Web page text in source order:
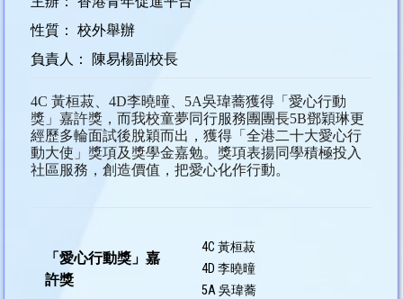
性質： 校外舉辦
負責人： 陳易楊副校長
4C 黃桓菽、4D李曉曈、5A吳瑋蕎獲得「愛心行動
獎」嘉許獎，而我校童夢同行服務團團長5B鄧穎琳更
經歷多輪面試後脫穎而出，獲得「全港二十大愛心行
動大使」獎項及獎學金嘉勉。獎項表揚同學積極投入
社區服務，創造價值，把愛心化作行動。
「愛心行動獎」嘉
許獎
4C 黃桓菽
4D 李曉曈
5A 吳瑋蕎